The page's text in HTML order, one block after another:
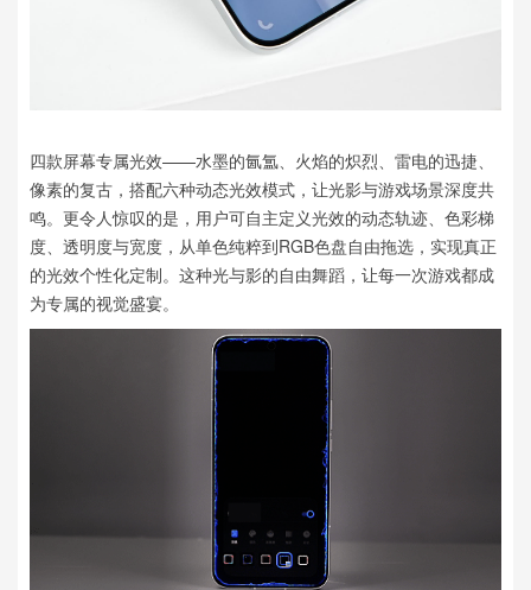
四款屏幕专属光效——水墨的氤氲、火焰的炽烈、雷电的迅捷、
像素的复古，搭配六种动态光效模式，让光影与游戏场景深度共
鸣。更令人惊叹的是，用户可自主定义光效的动态轨迹、色彩梯
度、透明度与宽度，从单色纯粹到RGB色盘自由拖选，实现真正
的光效个性化定制。这种光与影的自由舞蹈，让每一次游戏都成
为专属的视觉盛宴。